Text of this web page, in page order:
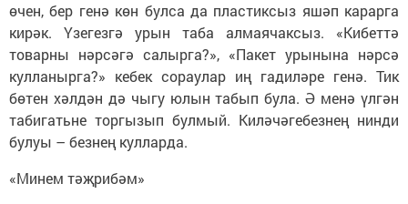
өчен, бер генә көн булса да пластиксыз яшәп карарга
кирәк. Үзегезгә урын таба алмаячаксыз. «Кибеттә
товарны нәрсәгә салырга?», «Пакет урынына нәрсә
кулланырга?» кебек сораулар иң гадиләре генә. Тик
бөтен хәлдән дә чыгу юлын табып була. Ә менә үлгән
табигатьне торгызып булмый. Киләчәгебезнең нинди
булуы – безнең кулларда.
«Минем тәҗрибәм»